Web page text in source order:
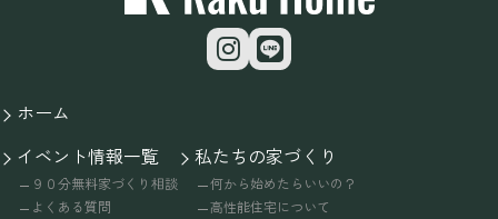
ホーム
イベント情報一覧
９０分無料家づくり相談
よくある質問
私たちの家づくり
何から始めたらいいの？
高性能住宅について